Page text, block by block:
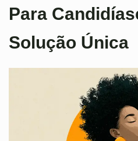
Para
Solução Única